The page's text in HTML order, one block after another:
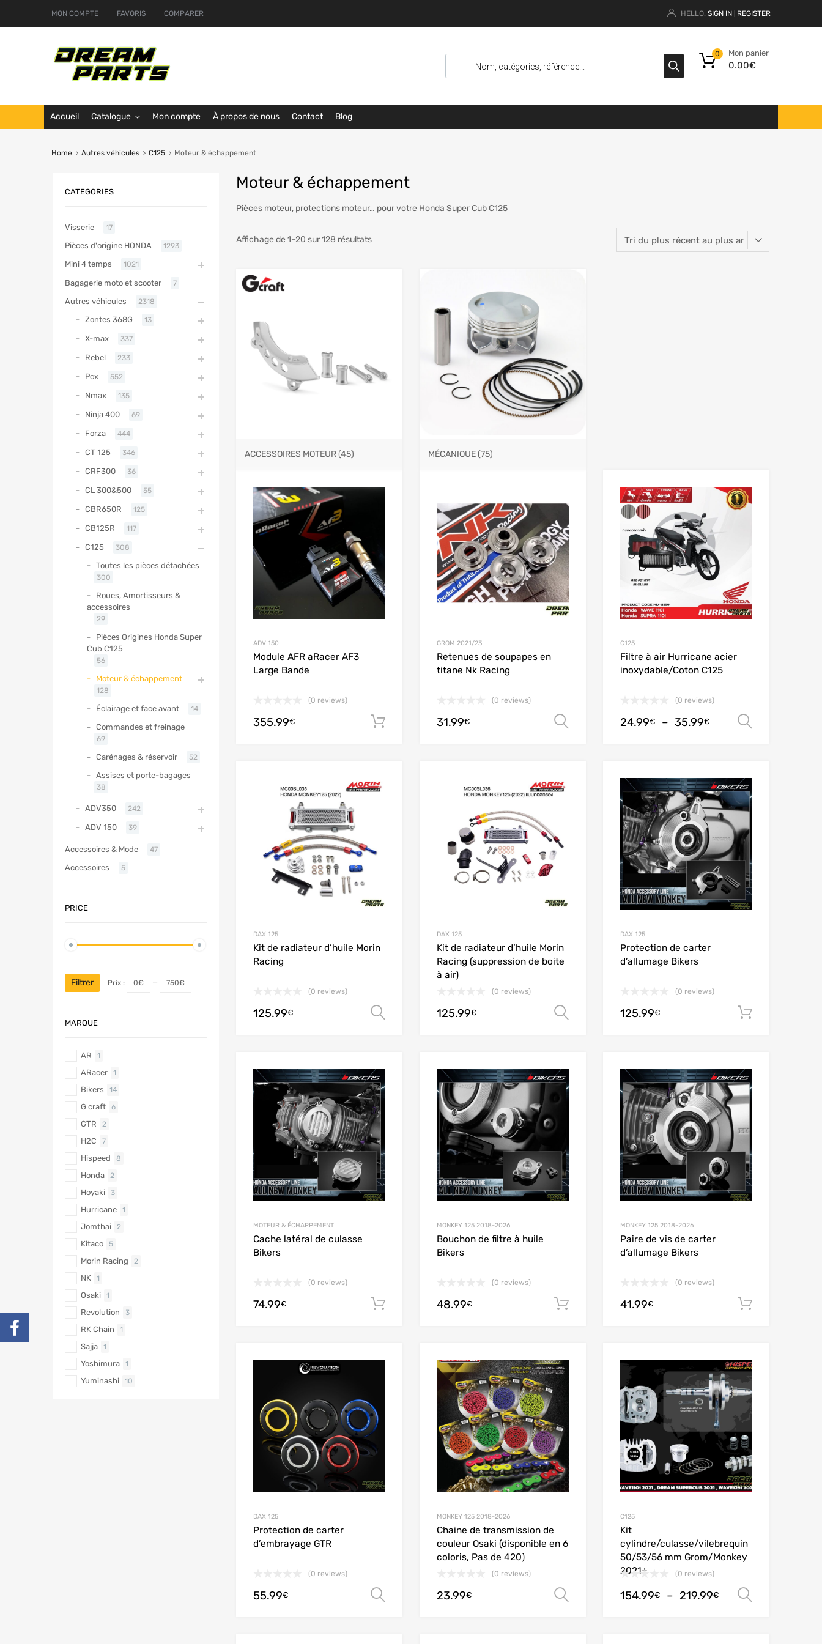
MON COMPTE FAVORIS COMPARER HELLO. SIGN IN REGISTER
Mon panier
0.00€
0
Accueil Catalogue Mon compte À propos de nous Contact Blog
Home Autres véhicules C125 Moteur & échappement
Moteur & échappement
Pièces moteur, protections moteur… pour votre Honda Super Cub C125
Affichage de 1–20 sur 128 résultats
ACCESSOIRES MOTEUR(45) MÉCANIQUE(75)
Add to Compare
ADV 150
Module AFR aRacer AF3
Large Bande
(0 reviews)
355.99€ Ajouter au panier
Add to Wishlist
Add to Compare
GROM 2021/23
Retenues de soupapes en
titane Nk Racing
(0 reviews)
31.99€ Choix des options
C125
Filtre à air Hurricane acier
inoxydable/Coton C125
(0 reviews)
24.99€ – 35.99€
DAX 125
Kit de radiateur d’huile Morin
Racing
(0 reviews)
125.99€ Choix des options
Add to Wishlist
Add to Compare
DAX 125
Kit de radiateur d’huile Morin
Racing (suppression de boite
à air)
(0 reviews)
125.99€ Choix des options
DAX 125
Protection de carter
d’allumage Bikers
(0 reviews)
125.99€
Add to Wishlist
Add to Compare
MOTEUR & ÉCHAPPEMENT
Cache latéral de culasse
Bikers
(0 reviews)
74.99€ Ajouter au panier
Add to Wishlist
Add to Compare
MONKEY 125 2018-2026
Bouchon de filtre à huile
Bikers
(0 reviews)
48.99€ Ajouter au panier
MONKEY 125 2018-2026
Paire de vis de carter
d’allumage Bikers
(0 reviews)
41.99€
Add to Wishlist
DAX 125
Protection de carter
d’embrayage GTR
(0 reviews)
55.99€ Choix des options
Add to Wishlist
Add to Compare
MONKEY 125 2018-2026
Chaine de transmission de
couleur Osaki (disponible en 6
coloris, Pas de 420)
(0 reviews)
23.99€ Choix des options
C125
Kit
cylindre/culasse/vilebrequin
50/53/56 mm Grom/Monkey
2021+
(0 reviews)
154.99€ – 219.99€
CATEGORIES
Visserie 17
Pièces d'origine HONDA 1293
Mini 4 temps 1021
Bagagerie moto et scooter 7
Autres véhicules 2318
Zontes 368G 13
X-max 337
Rebel 233
Pcx 552
Nmax 135
Ninja 400 69
Forza 444
CT 125 346
CRF300 36
CL 300&500 55
CBR650R 125
CB125R 117
C125 308
Toutes les pièces détachées
300
Roues, Amortisseurs &
accessoires
29
Pièces Origines Honda Super
Cub C125
56
Moteur & échappement
128
Éclairage et face avant 14
Commandes et freinage
69
Carénages & réservoir 52
Assises et porte-bagages
38
ADV350 242
ADV 150 39
Accessoires & Mode 47
Accessoires 5
PRICE
Filtrer Prix : 0€ — 750€
MARQUE
AR 1
ARacer 1
Bikers 14
G craft 6
GTR 2
H2C 7
Hispeed 8
Honda 2
Hoyaki 3
Hurricane 1
Jomthai 2
Kitaco 5
Morin Racing 2
NK 1
Osaki 1
Revolution 3
RK Chain 1
Sajja 1
Yoshimura 1
Yuminashi 10